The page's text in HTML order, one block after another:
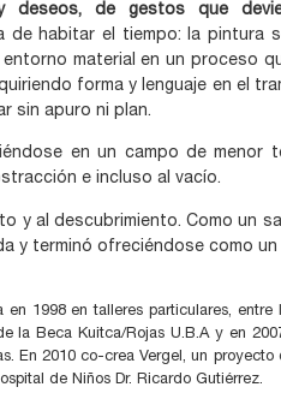
deseos, de gestos que
habitar el tiempo: la pintura
material en un proceso
forma y lenguaje en el
sin apuro ni plan.
en un campo de menor
e incluso al vacío.
y al descubrimiento. Como un
y terminó ofreciéndose como un
1998 en talleres particulares,
la Beca Kuitca/Rojas U.B.A y en
En 2010 co-crea Vergel, un
de Niños Dr. Ricardo Gutiérrez.